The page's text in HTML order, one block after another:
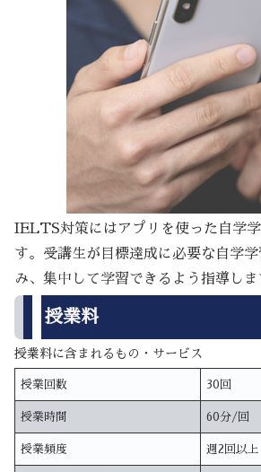
IELTS対策にはアプリを使った自学
す。受講生が目標達成に必要な自学
み、集中して学習できるよう指導しま
授業料
授業料に含まれるもの・サービス
授業回数 30回
授業時間 60分/回
授業頻度 週2回以上